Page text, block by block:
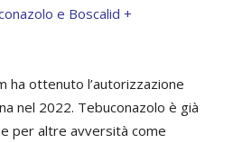
e Boscalid +
ha ottenuto l’autorizzazione
nel 2022. Tebuconazolo è già
per altre avversità come